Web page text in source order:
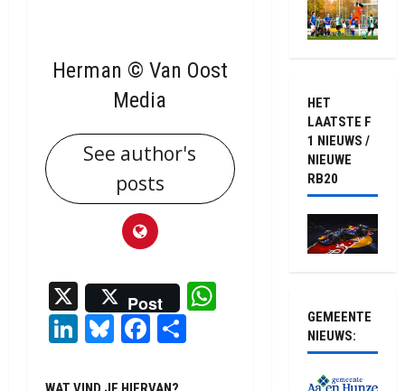
Herman © Van Oost
Media
See author's
posts
X Post
LinkedIn
Bluesky
Facebook
HET
LAATSTE F
1 NIEUWS /
NIEUWE
RB20
GEMEENTE
NIEUWS: